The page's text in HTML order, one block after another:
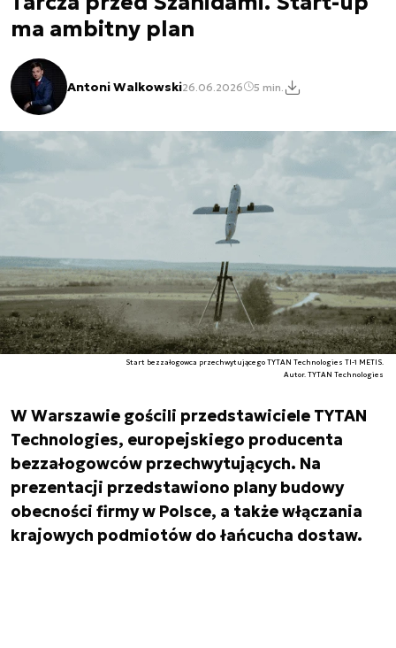
ma ambitny plan
Antoni Walkowski26.06.2026 5 min.
Start bezzałogowca przechwytującego TYTAN Technologies TI-1 METIS.
Autor. TYTAN Technologies
W Warszawie gościli przedstawiciele TYTAN
Technologies, europejskiego producenta
bezzałogowców przechwytujących. Na
prezentacji przedstawiono plany budowy
obecności firmy w Polsce, a także włączania
krajowych podmiotów do łańcucha dostaw.